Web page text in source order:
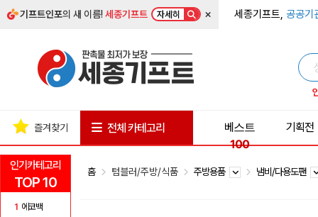
기프트인포의 새 이름!세종기프트 자세히 × 세종기프트, 공공기
인기카테고리
TOP 10
1 에코백
즐겨찾기 전체 카테고리
베스트
100
기획전
홈 텀블러/주방/식품 주방용품 냄비/다용도팬